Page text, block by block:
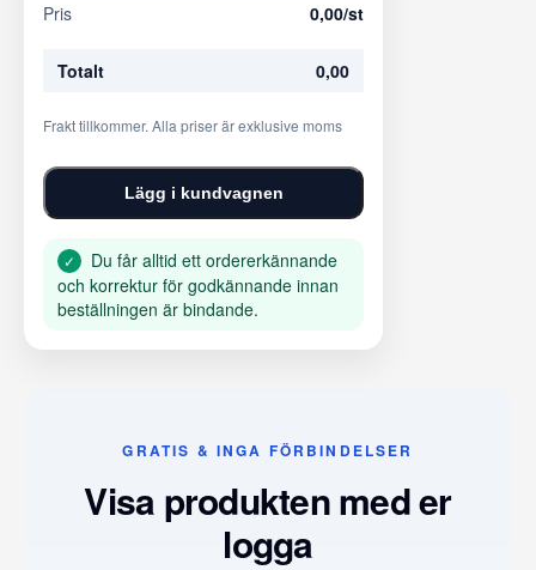
Pris 0,00/st
Totalt 0,00
Frakt tillkommer. Alla priser är exklusive moms
Lägg i kundvagnen
✓
Du får alltid ett ordererkännande
och korrektur för godkännande innan
beställningen är bindande.
GRATIS & INGA FÖRBINDELSER
Visa produkten med er
logga